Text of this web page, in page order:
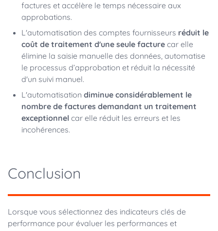
factures et accélère le temps nécessaire aux
approbations.
L'automatisation des comptes fournisseurs réduit le
coût de traitement d'une seule facture car elle
élimine la saisie manuelle des données, automatise
le processus d’approbation et réduit la nécessité
d'un suivi manuel.
L'automatisation diminue considérablement le
nombre de factures demandant un traitement
exceptionnel car elle réduit les erreurs et les
incohérences.
Conclusion
Lorsque vous sélectionnez des indicateurs clés de
performance pour évaluer les performances et